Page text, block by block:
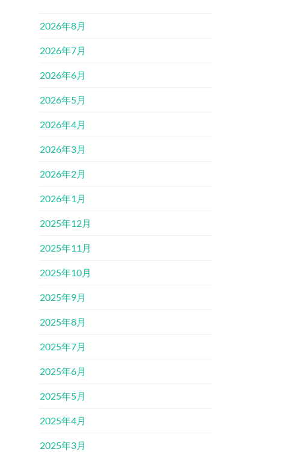
2026年8月
2026年7月
2026年6月
2026年5月
2026年4月
2026年3月
2026年2月
2026年1月
2025年12月
2025年11月
2025年10月
2025年9月
2025年8月
2025年7月
2025年6月
2025年5月
2025年4月
2025年3月